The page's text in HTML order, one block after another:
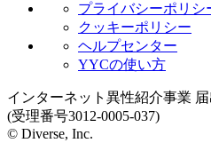
プライバシーポリシ
クッキーポリシー
ヘルプセンター
YYCの使い方
インターネット異性紹介事業
(受理番号3012-0005-037)
© Diverse, Inc.